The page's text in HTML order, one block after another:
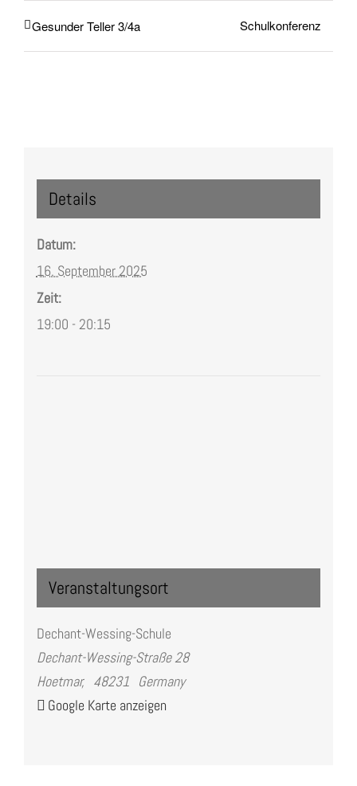
Gesunder Teller 3/4a Schulkonferenz
Details
Datum:
16. September 2025
Zeit:
19:00 - 20:15
Veranstaltungsort
Dechant-Wessing-Schule
Dechant-Wessing-Straße 28
Hoetmar, 48231 Germany
Google Karte anzeigen